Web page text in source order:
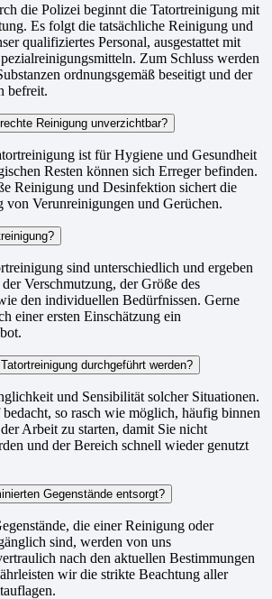
die Polizei beginnt die Tatortreinigung mit
Es folgt die tatsächliche Reinigung und
qualifiziertes Personal, ausgestattet mit
Zum Schluss werden
ordnungsgemäß beseitigt und der
befreit.
Reinigung unverzichtbar?
ist für Hygiene und Gesundheit
Resten können sich Erreger befinden.
Reinigung und Desinfektion sichert die
von Verunreinigungen und Gerüchen.
sind unterschiedlich und ergeben
Verschmutzung, der Größe des
den individuellen Bedürfnissen. Gerne
einer ersten Einschätzung ein
durchgeführt werden?
und Sensibilität solcher Situationen.
so rasch wie möglich, häufig binnen
Arbeit zu starten, damit Sie nicht
und der Bereich schnell wieder genutzt
Gegenstände entsorgt?
die einer Reinigung oder
sind, werden von uns
nach den aktuellen Bestimmungen
wir die strikte Beachtung aller